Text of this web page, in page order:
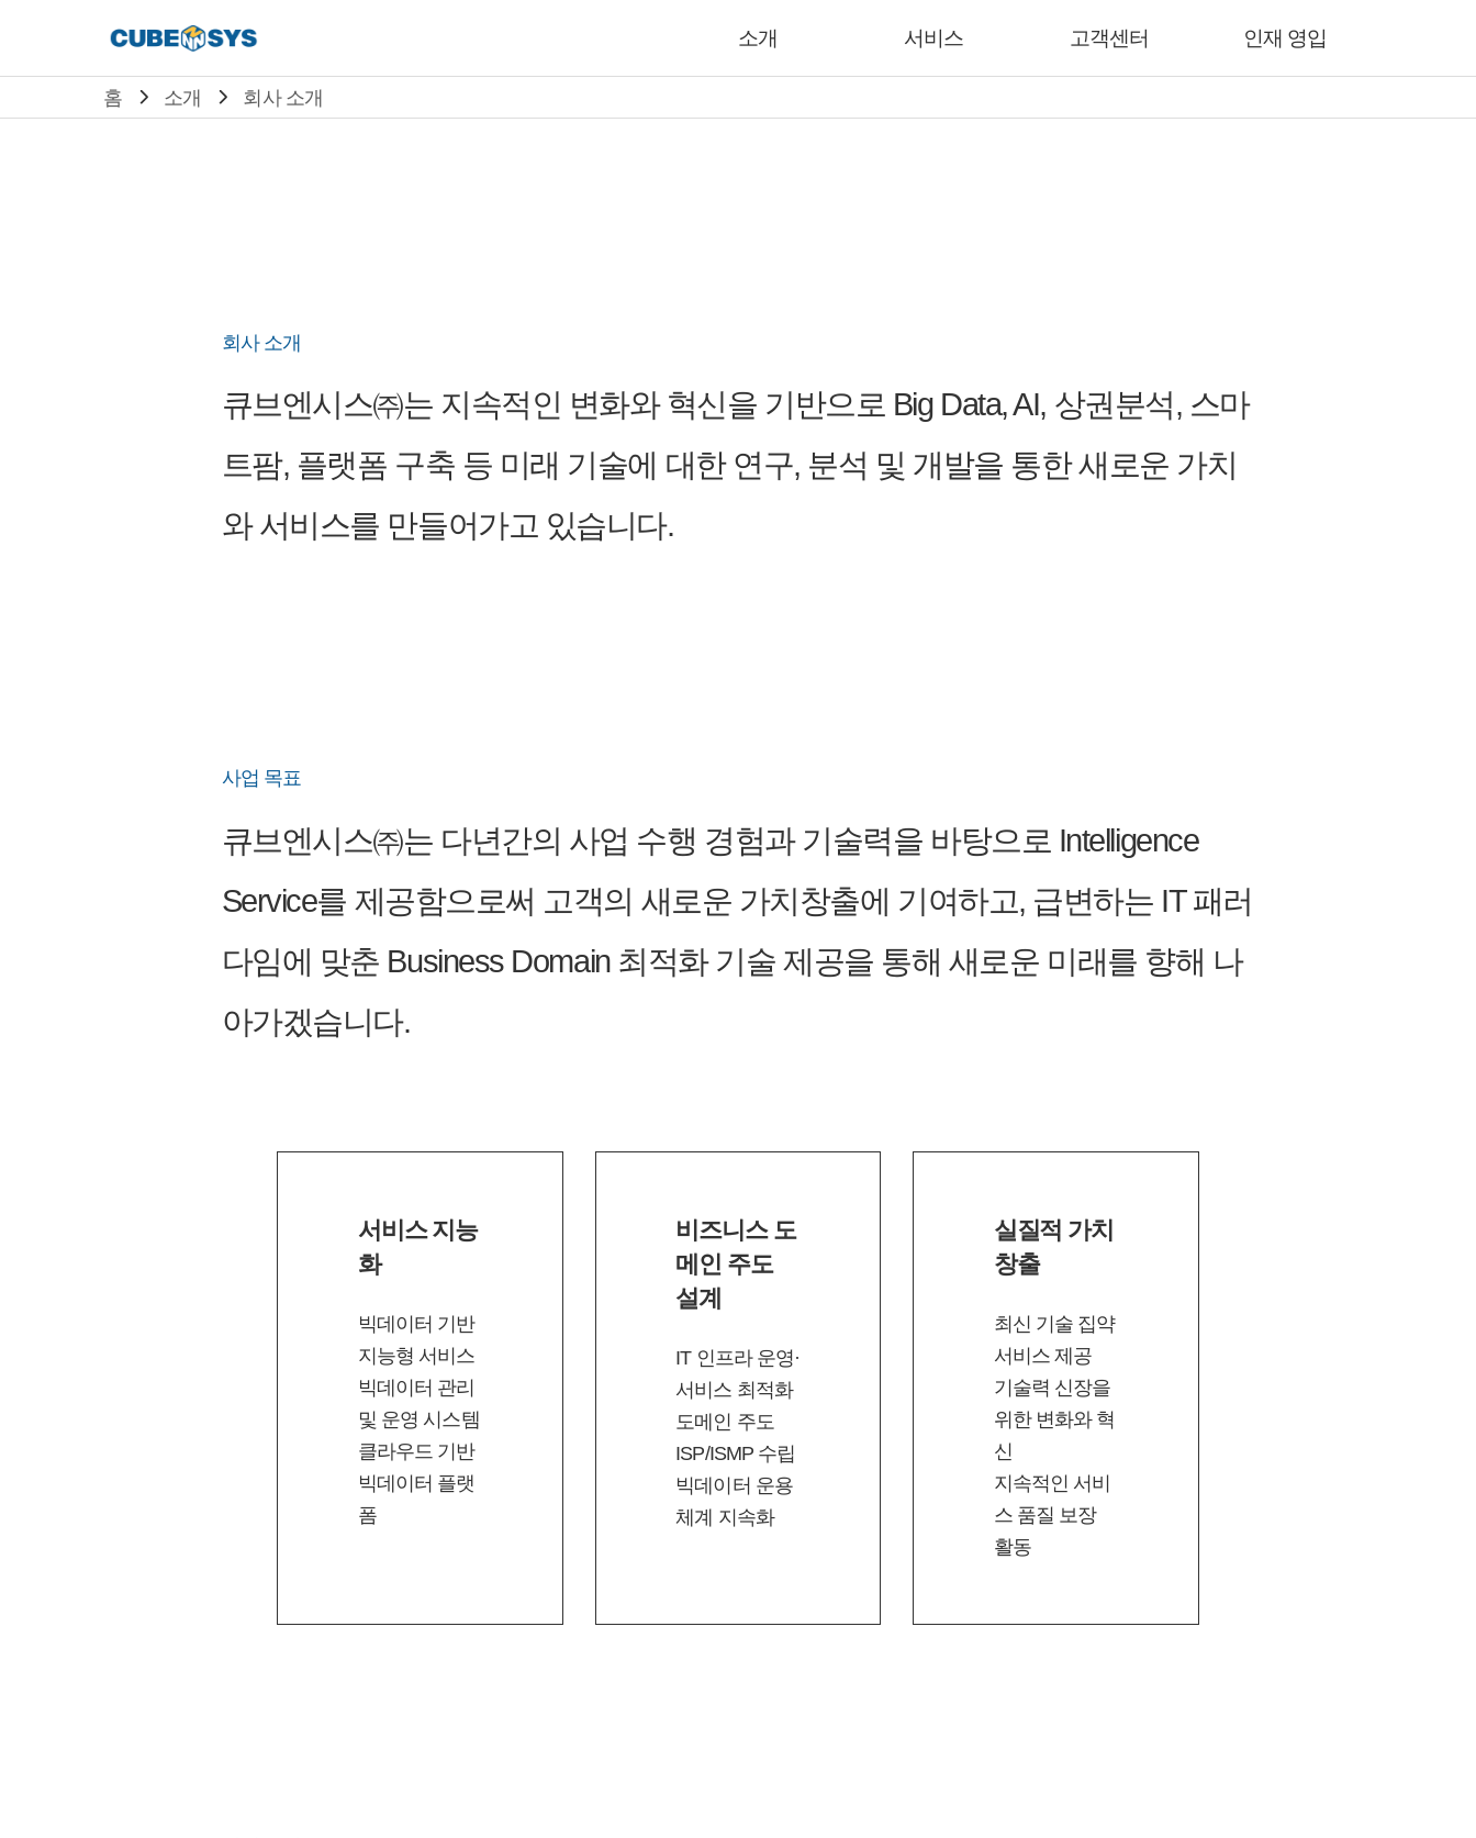
소개 서비스 고객센터 인재 영입
홈 소개 회사 소개
회사 소개
큐브엔시스㈜는 지속적인 변화와 혁신을 기반으로 Big Data, AI, 상권분석, 스마
트팜, 플랫폼 구축 등 미래 기술에 대한 연구, 분석 및 개발을 통한 새로운 가치
와 서비스를 만들어가고 있습니다.
사업 목표
큐브엔시스㈜는 다년간의 사업 수행 경험과 기술력을 바탕으로 Intelligence
Service를 제공함으로써 고객의 새로운 가치창출에 기여하고, 급변하는 IT 패러
다임에 맞춘 Business Domain 최적화 기술 제공을 통해 새로운 미래를 향해 나
아가겠습니다.
서비스 지능
화
빅데이터 기반
지능형 서비스
빅데이터 관리
및 운영 시스템
클라우드 기반
빅데이터 플랫
폼
비즈니스 도
메인 주도
설계
IT 인프라 운영·
서비스 최적화
도메인 주도
ISP/ISMP 수립
빅데이터 운용
체계 지속화
실질적 가치
창출
최신 기술 집약
서비스 제공
기술력 신장을
위한 변화와 혁
신
지속적인 서비
스 품질 보장
활동